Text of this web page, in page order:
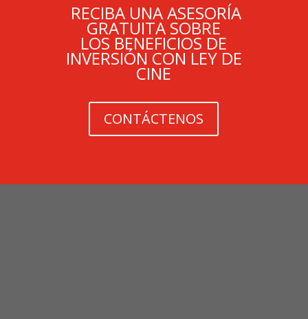
RECIBA UNA ASESORÍA
GRATUITA SOBRE
LOS BENEFICIOS DE
INVERSIÓN CON LEY DE
CINE
CONTÁCTENOS